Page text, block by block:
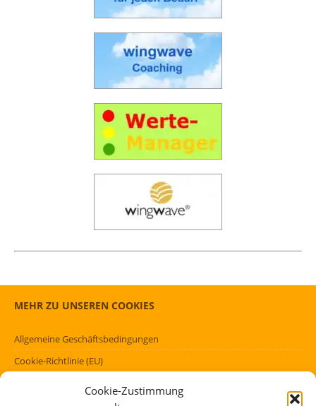
Cookie-Zustimmung
MEHR ZU UNSEREN COOKIES
Allgemeine Geschäftsbedingungen
Cookie-Richtlinie (EU)